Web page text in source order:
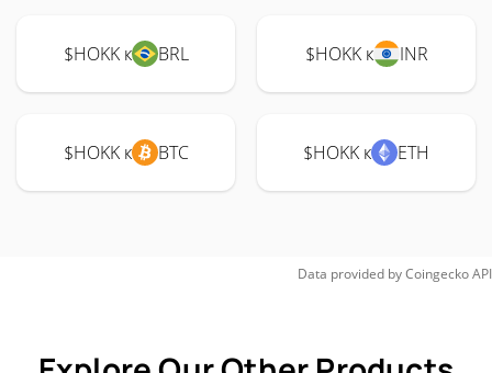
$HOKK к BRL $HOKK к INR
$HOKK к BTC $HOKK к ETH
Data provided byCoingeckoAPI